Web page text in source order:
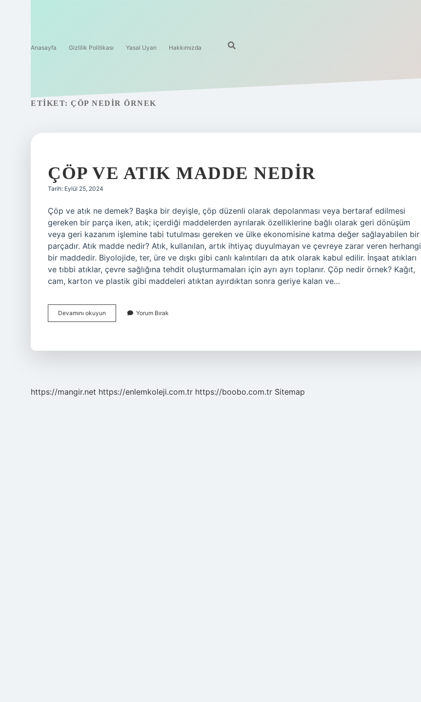
Anasayfa Gizlilik Politikası Yasal Uyarı Hakkımızda
ETIKET: ÇÖP NEDIR ÖRNEK
ÇÖP VE ATIK MADDE NEDIR
Tarih: Eylül 25, 2024
Çöp ve atık ne demek? Başka bir deyişle, çöp düzenli olarak depolanması veya bertaraf edilmesi
gereken bir parça iken, atık; içerdiği maddelerden ayrılarak özelliklerine bağlı olarak geri dönüşüm
veya geri kazanım işlemine tabi tutulması gereken ve ülke ekonomisine katma değer sağlayabilen bir
parçadır. Atık madde nedir? Atık, kullanılan, artık ihtiyaç duyulmayan ve çevreye zarar veren herhangi
bir maddedir. Biyolojide, ter, üre ve dışkı gibi canlı kalıntıları da atık olarak kabul edilir. İnşaat atıkları
ve tıbbi atıklar, çevre sağlığına tehdit oluşturmamaları için ayrı ayrı toplanır. Çöp nedir örnek? Kağıt,
cam, karton ve plastik gibi maddeleri atıktan ayırdıktan sonra geriye kalan ve…
Devamını okuyun
Ve
Yorum Bırak
https://mangir.net https://enlemkoleji.com.tr https://boobo.com.tr Sitemap